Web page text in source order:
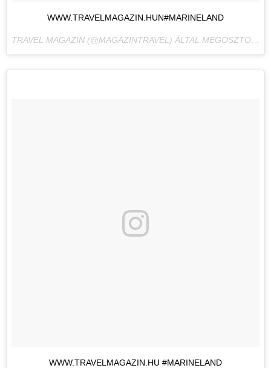
WWW.TRAVELMAGAZIN.HUN#MARINELAND
TRAVEL MAGAZIN (@MAGAZINTRAVEL) ÁLTAL MEGOSZTOTT BEJEGYZÉS,
WWW.TRAVELMAGAZIN.HU #MARINELAND